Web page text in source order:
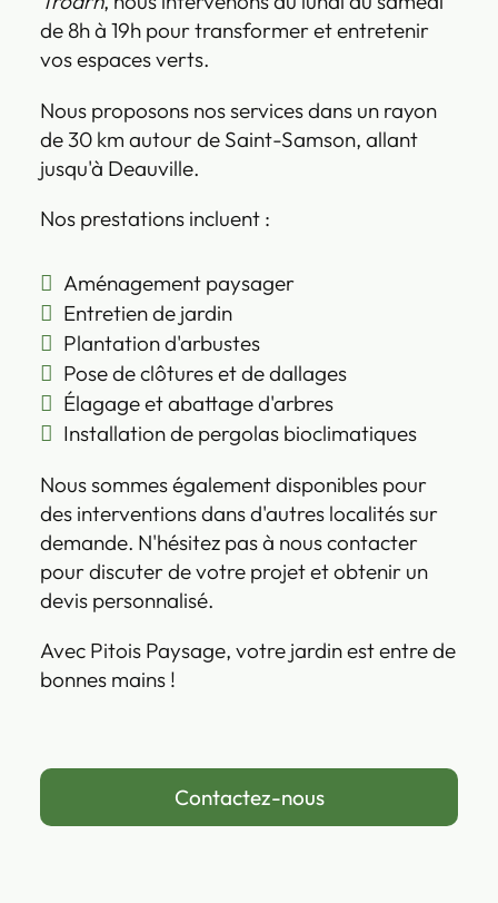
de 8h à 19h pour transformer et entretenir
vos espaces verts.
Nous proposons nos services dans un rayon
de 30 km autour de Saint-Samson, allant
jusqu'à Deauville.
Nos prestations incluent :
Aménagement paysager
Entretien de jardin
Plantation d'arbustes
Pose de clôtures et de dallages
Élagage et abattage d'arbres
Installation de pergolas bioclimatiques
Nous sommes également disponibles pour
des interventions dans d'autres localités sur
demande. N'hésitez pas à nous contacter
pour discuter de votre projet et obtenir un
devis personnalisé.
Avec Pitois Paysage, votre jardin est entre de
bonnes mains !
Contactez-nous